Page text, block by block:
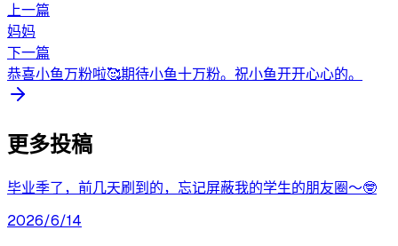
上一篇
妈妈
下一篇
恭喜小鱼万粉啦🥰期待小鱼十万粉。祝小鱼开开心心的。
更多投稿
毕业季了，前几天刷到的，忘记屏蔽我的学生的朋友圈～🤓
2026/6/14